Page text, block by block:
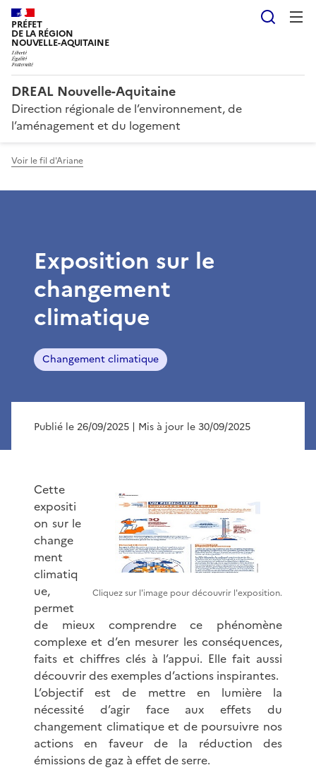
PRÉFET
DE LA RÉGION
NOUVELLE-AQUITAINE
DREAL Nouvelle-Aquitaine
Direction régionale de l’environnement, de
l’aménagement et du logement
Voir le fil d'Ariane
Exposition sur le
changement
climatique
Changement climatique
Publié le 26/09/2025 | Mis à jour le 30/09/2025
Cliquez sur l'image pour découvrir l'exposition.
Cette
expositi
on sur le
change
ment
climatiq
ue,
permet
de mieux comprendre ce phénomène
complexe et d’en mesurer les conséquences,
faits et chiffres clés à l’appui. Elle fait aussi
découvrir des exemples d’actions inspirantes.
L’objectif est de mettre en lumière la
nécessité d’agir face aux effets du
changement climatique et de poursuivre nos
actions en faveur de la réduction des
émissions de gaz à effet de serre.